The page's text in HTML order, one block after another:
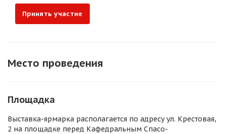
Принять участие
Место проведения
Площадка
Выставка-ярмарка располагается по адресу ул. Крестовая,
2 на площадке перед Кафедральным Спасо-